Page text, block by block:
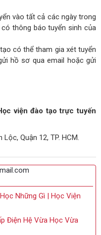
vào tất cả các ngày trong
thông báo tuyển sinh của
có thể tham gia xét tuyển
hồ sơ qua email hoặc gửi
viện đào tạo trực tuyến
Quận 12, TP. HCM.
Những Gì | Học Viện
Điện Hệ Vừa Học Vừa